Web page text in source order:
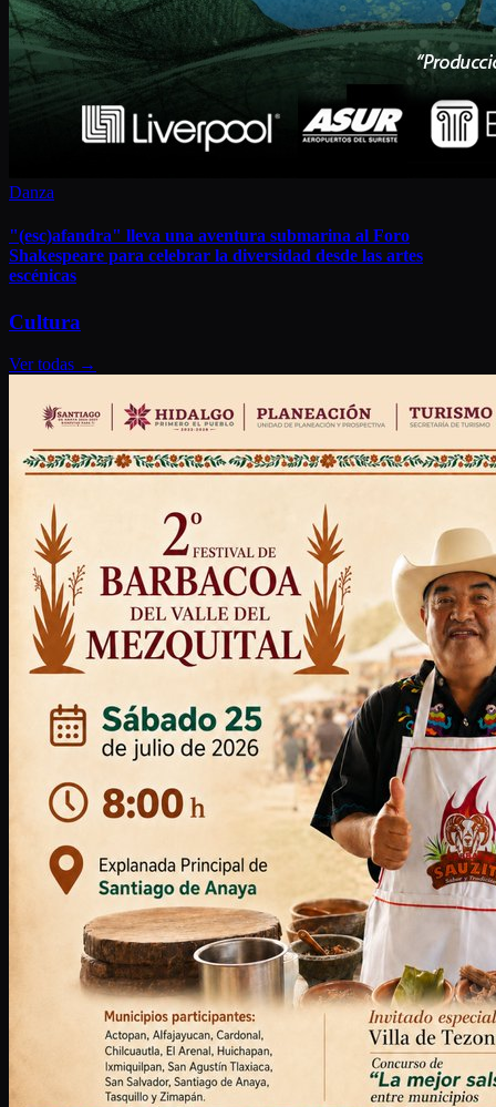
Danza
"(esc)afandra" lleva una aventura submarina al Foro
Shakespeare para celebrar la diversidad desde las artes
escénicas
Cultura
Ver todas →